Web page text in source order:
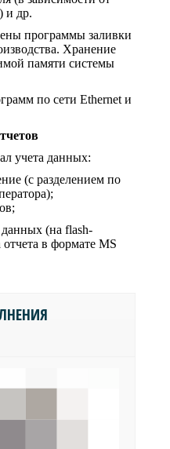
и др.
программы заливки
Хранение
памяти системы
по сети Ethernet и
учета данных:
(с разделением по
(на flash-
в формате MS